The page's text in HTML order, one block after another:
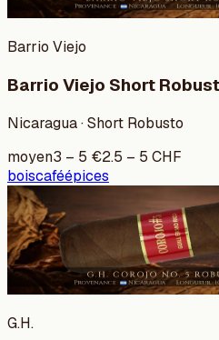
Barrio Viejo
Barrio Viejo Short
Nicaragua · Short Robusto
moyen3 – 5 €2.5 – 5 CHF
boiscaféépices
G.H.